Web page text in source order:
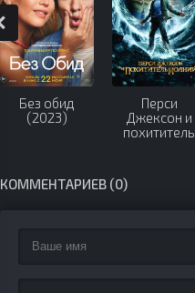
Без обид
(2023)
Перси
Джексон и
похититель
КОММЕНТАРИЕВ (0)